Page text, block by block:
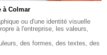
à Colmar
ou d'une identité visuelle
à l'entreprise, les valeurs,
des formes, des textes, des